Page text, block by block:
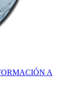
A